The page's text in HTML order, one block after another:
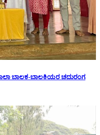
ಬಾಲಕ-ಬಾಲಕಿಯರ ಚದುರಂಗ